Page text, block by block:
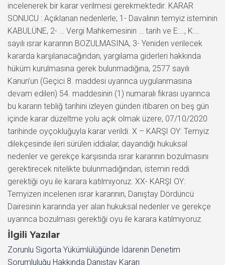
İlgili Yazılar
Zorunlu Sigorta Yükümlülüğünde İdarenin Denetim
Sorumluluğu Hakkında Danıştay Kararı